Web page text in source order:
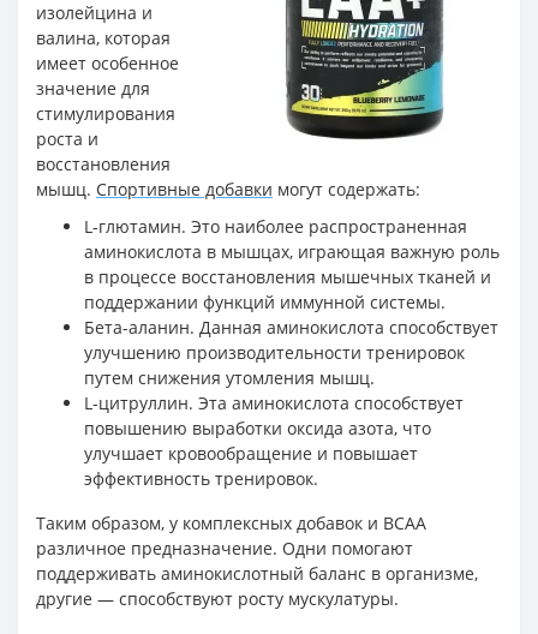
изолейцина и
валина, которая
имеет особенное
значение для
стимулирования
роста и
восстановления
мышц. Спортивные добавки могут содержать:
L-глютамин. Это наиболее распространенная
аминокислота в мышцах, играющая важную роль
в процессе восстановления мышечных тканей и
поддержании функций иммунной системы.
Бета-аланин. Данная аминокислота способствует
улучшению производительности тренировок
путем снижения утомления мышц.
L-цитруллин. Эта аминокислота способствует
повышению выработки оксида азота, что
улучшает кровообращение и повышает
эффективность тренировок.
Таким образом, у комплексных добавок и ВСАА
различное предназначение. Одни помогают
поддерживать аминокислотный баланс в организме,
другие — способствуют росту мускулатуры.